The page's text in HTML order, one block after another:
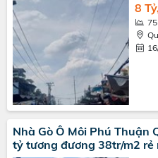
8
Nhà Gò Ô Môi Phú Thuận
tỷ tương đương 38tr/m2 rẻ